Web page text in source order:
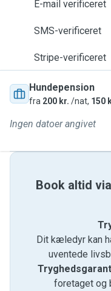
E-mail verificeret
SMS-verificeret
Stripe-verificeret
Hundepension
fra 200 kr. /nat, 150
Ingen datoer angivet
Book altid
Dit kæledyr kan
uventede
foretaget og